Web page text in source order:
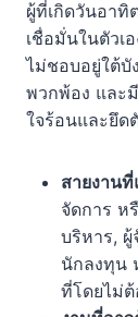
ผู้ที่เกิดวันอา
เชื่อมั่นในตัวเ
ไม่ชอบอยู่ใต้บั
พวกพ้อง และ
ใจร้อนและยึด
สายงาน
จัดการ ห
บริหาร, ผู้
นักลงทุน
ที่โดยไม่